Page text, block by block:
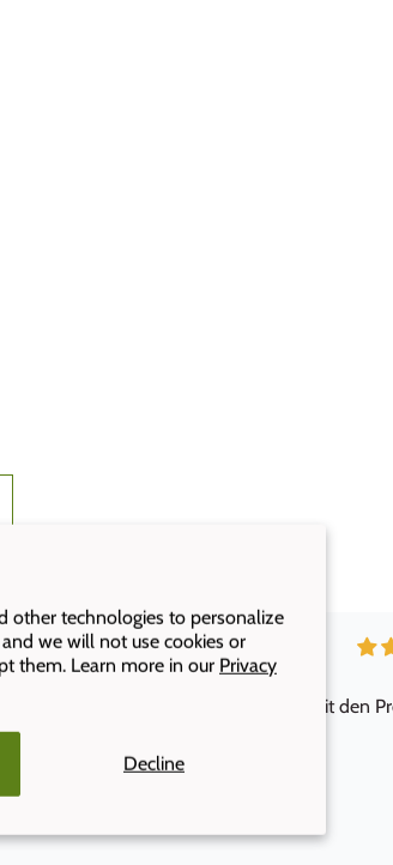
other technologies to personalize
we will not use cookies or
them. Learn more in our Privacy
Decline
Lieferung. Bin sehr zufrieden mit den